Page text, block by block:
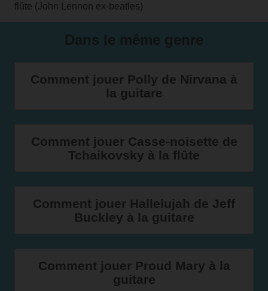
flûte (John Lennon ex-beatles)
Comment jouer Polly de Nirvana à
la guitare
Comment jouer Casse-noisette de
Tchaikovsky à la flûte
Comment jouer Hallelujah de Jeff
Buckley à la guitare
Comment jouer Proud Mary à la
guitare